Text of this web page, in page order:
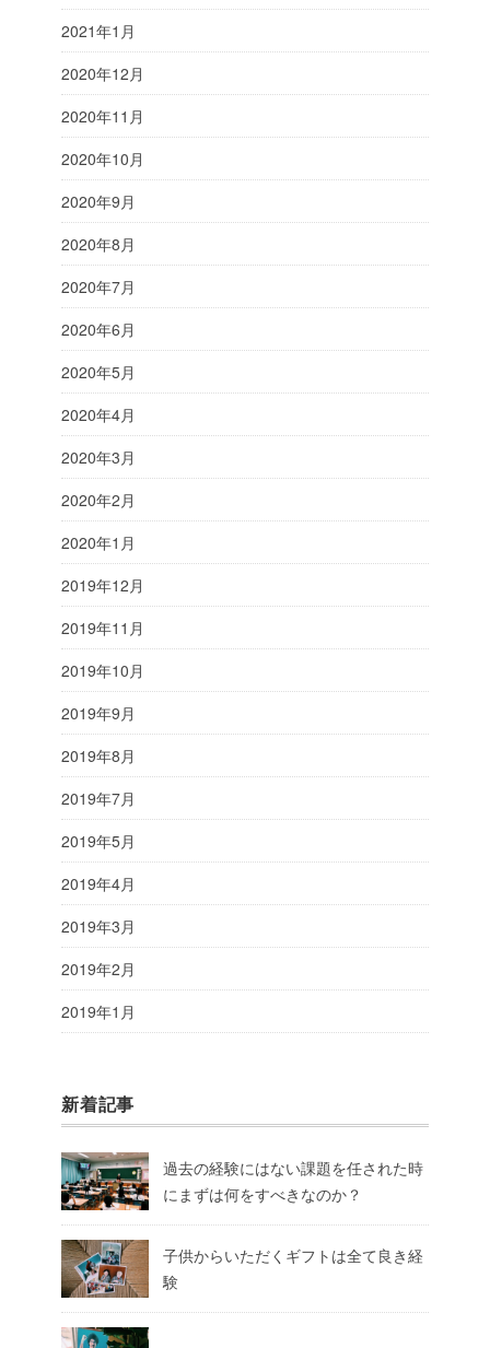
2021年1月
2020年12月
2020年11月
2020年10月
2020年9月
2020年8月
2020年7月
2020年6月
2020年5月
2020年4月
2020年3月
2020年2月
2020年1月
2019年12月
2019年11月
2019年10月
2019年9月
2019年8月
2019年7月
2019年5月
2019年4月
2019年3月
2019年2月
2019年1月
新着記事
過去の経験にはない課題を任された時
にまずは何をすべきなのか？
子供からいただくギフトは全て良き経
験